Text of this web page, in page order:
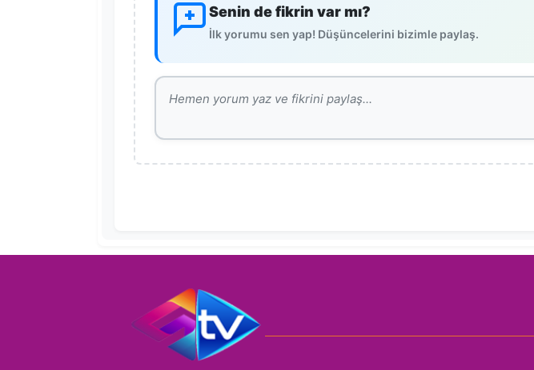
Senin de fikrin var mı?
İlk yorumu sen yap! Düşüncelerini bizimle paylaş.